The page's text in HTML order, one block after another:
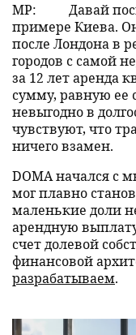
МР:
Давай
примере Киева.
после Лондона в
городов с самой
за 12 лет аренда
сумму, равную ее
невыгодно в
чувствуют, что
ничего взамен.
DOMA начался с
мог плавно
маленькие доли
арендную
счет долевой
финансовой
разрабатываем.